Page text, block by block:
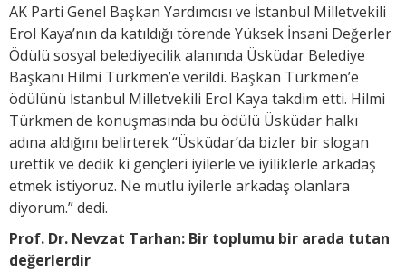
AK Parti Genel Başkan Yardımcısı ve İstanbul Milletvekili
Erol Kaya’nın da katıldığı törende Yüksek İnsani Değerler
Ödülü sosyal belediyecilik alanında Üsküdar Belediye
Başkanı Hilmi Türkmen’e verildi. Başkan Türkmen’e
ödülünü İstanbul Milletvekili Erol Kaya takdim etti. Hilmi
Türkmen de konuşmasında bu ödülü Üsküdar halkı
adına aldığını belirterek “Üsküdar’da bizler bir slogan
ürettik ve dedik ki gençleri iyilerle ve iyiliklerle arkadaş
etmek istiyoruz. Ne mutlu iyilerle arkadaş olanlara
diyorum.” dedi.
Prof. Dr. Nevzat Tarhan: Bir toplumu bir arada tutan
değerlerdir